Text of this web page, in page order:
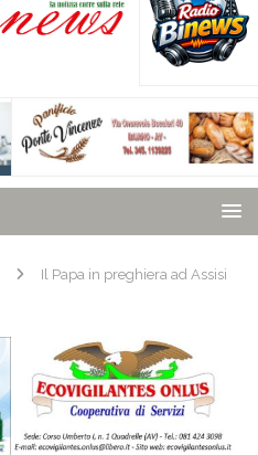
Il Papa in preghiera ad Assisi